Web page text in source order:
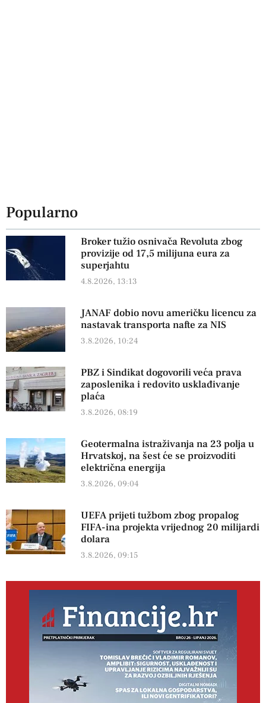
Popularno
Broker tužio osnivača Revoluta zbog
provizije od 17,5 milijuna eura za
superjahtu
4.8.2026, 13:13
JANAF dobio novu američku licencu za
nastavak transporta nafte za NIS
3.8.2026, 10:24
PBZ i Sindikat dogovorili veća prava
zaposlenika i redovito usklađivanje
plaća
3.8.2026, 08:19
Geotermalna istraživanja na 23 polja u
Hrvatskoj, na šest će se proizvoditi
električna energija
3.8.2026, 09:04
UEFA prijeti tužbom zbog propalog
FIFA-ina projekta vrijednog 20 milijardi
dolara
3.8.2026, 09:15